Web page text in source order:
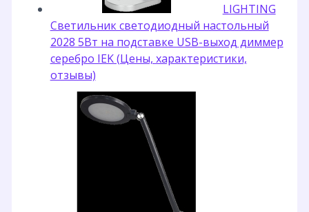
LIGHTING
Светильник светодиодный настольный
2028 5Вт на подставке USB-выход диммер
серебро IEK (Цены, характеристики,
отзывы)